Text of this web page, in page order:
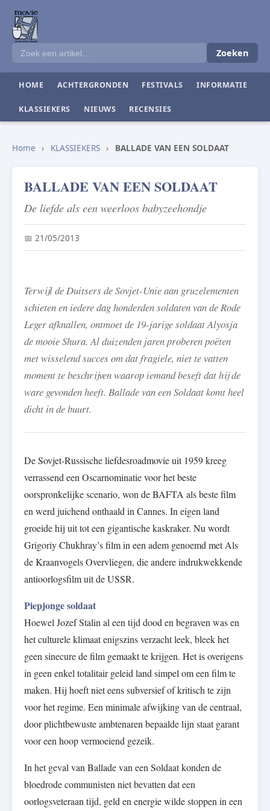
Zoeken
HOME ACHTERGRONDEN FESTIVALS INFORMATIE
KLASSIEKERS NIEUWS RECENSIES
Home › KLASSIEKERS › BALLADE VAN EEN SOLDAAT
BALLADE VAN EEN SOLDAAT
De liefde als een weerloos babyzeehondje
📅 21/05/2013
Terwijl de Duitsers de Sovjet-Unie aan gruzelementen
schieten en iedere dag honderden soldaten van de Rode
Leger afknallen, ontmoet de 19-jarige soldaat Alyosja
de mooie Shura. Al duizenden jaren proberen poëten
met wisselend succes om dat fragiele, niet te vatten
moment te beschrijven waarop iemand beseft dat hij de
ware gevonden heeft. Ballade van een Soldaat komt heel
dicht in de buurt.
De Sovjet-Russische liefdesroadmovie uit 1959 kreeg
verrassend een Oscarnominatie voor het beste
oorspronkelijke scenario, won de BAFTA als beste film
en werd juichend onthaald in Cannes. In eigen land
groeide hij uit tot een gigantische kaskraker. Nu wordt
Grigoriy Chukhray’s film in een adem genoemd met Als
de Kraanvogels Overvliegen, die andere indrukwekkende
antioorlogsfilm uit de USSR.
Piepjonge soldaat
Hoewel Jozef Stalin al een tijd dood en begraven was en
het culturele klimaat enigszins verzacht leek, bleek het
geen sinecure de film gemaakt te krijgen. Het is overigens
in geen enkel totalitair geleid land simpel om een film te
maken. Hij hoeft niet eens subversief of kritisch te zijn
voor het regime. Een minimale afwijking van de centraal,
door plichtbewuste ambtenaren bepaalde lijn staat garant
voor een hoop vermoeiend gezeik.
In het geval van Ballade van een Soldaat konden de
bloedrode communisten niet bevatten dat een
oorlogsveteraan tijd, geld en energie wilde stoppen in een